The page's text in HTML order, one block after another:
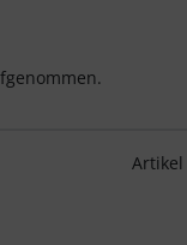
Artikel